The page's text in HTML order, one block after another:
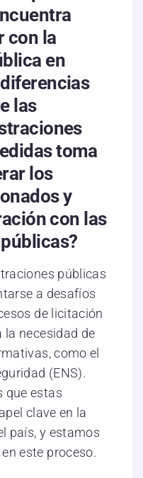
con la
en
las
toma
los
y
con las
públicas
a desafíos
de licitación
la necesidad de
como el
(ENS).
que estas
clave en la
país, y estamos
este proceso.